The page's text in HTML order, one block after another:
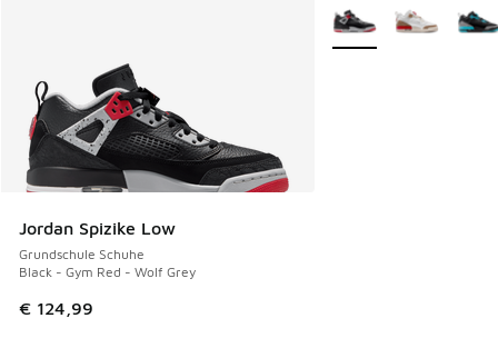
Jordan Spizike Low
Grundschule Schuhe
Black - Gym Red - Wolf Grey
€ 124,99
Weitere Farben